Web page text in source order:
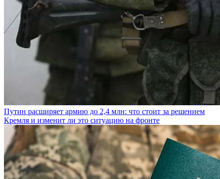
Путин расширяет армию до 2,4 млн: что стоит за решением
Кремля и изменит ли это ситуацию на фронте